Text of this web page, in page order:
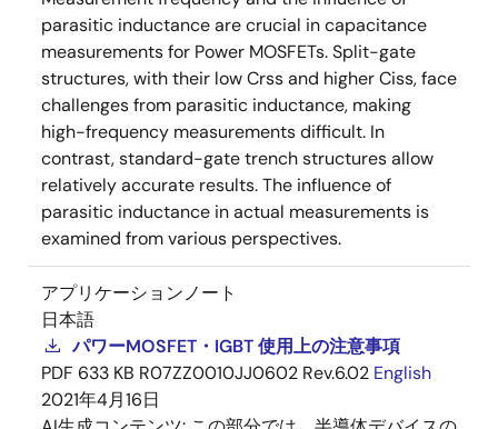
parasitic inductance are crucial in capacitance
measurements for Power MOSFETs. Split-gate
structures, with their low Crss and higher Ciss, face
challenges from parasitic inductance, making
high-frequency measurements difficult. In
contrast, standard-gate trench structures allow
relatively accurate results. The influence of
parasitic inductance in actual measurements is
examined from various perspectives.
アプリケーションノート
日本語
パワーMOSFET・IGBT 使用上の注意事項
PDF 633 KB R07ZZ0010JJ0602 Rev.6.02 English
2021年4月16日